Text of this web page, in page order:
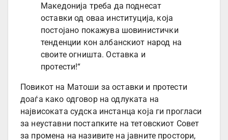
Македонија треба да поднесат
оставки од оваа институција, која
постојано покажува шовинистички
тенденции кон албанскиот народ на
своите огништа. Оставка и
протести!“
Повикот на Матоши за оставки и протести
доаѓа како одговор на одлуката на
највисоката судска инстанца која ги прогласи
за неуставни постапките на тетовскиот Совет
за промена на називите на јавните простори,